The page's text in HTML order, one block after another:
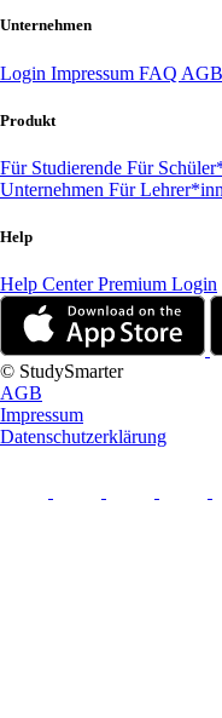
Unternehmen
Login Impressum FAQ AGB
Produkt
Für Studierende Für
Unternehmen Für
Help
Help CenterPremium Login
© StudySmarter
AGB
Impressum
Datenschutzerklärung